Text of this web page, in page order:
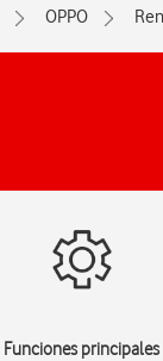
OPPO
Funciones principales